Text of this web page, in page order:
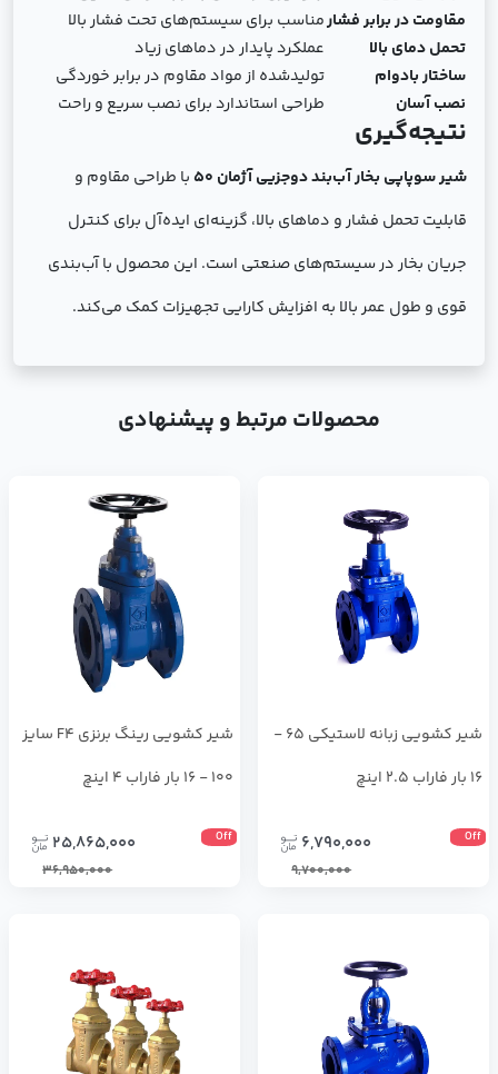
مقاومت در برابر فشارمناسب برای سیستم‌های تحت فشار بالا
تحمل دمای بالا
عملکرد پایدار در دماهای زیاد
ساختار بادوام
تولیدشده از مواد مقاوم در برابر خوردگی
نصب آسان
طراحی استاندارد برای نصب سریع و راحت
نتیجه‌گیری
شیر سوپاپی بخار آب‌بند دوجزیی آژمان 50
با طراحی مقاوم و
قابلیت تحمل فشار و دماهای بالا، گزینه‌ای ایده‌آل برای کنترل
جریان بخار در سیستم‌های صنعتی است. این محصول با آب‌بندی
قوی و طول عمر بالا به افزایش کارایی تجهیزات کمک می‌کند.
محصولات مرتبط و پیشنهادی
شير كشويي زبانه لاستيكي 65 -
16 بار فاراب 2.5 اینچ
Off
6,790,000
9,700,000
شير كشويي رينگ برنزي F4 سايز
100 - 16 بار فاراب 4 اینچ
Off
25,865,000
36,950,000